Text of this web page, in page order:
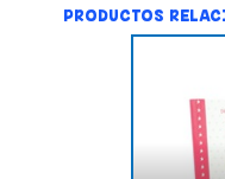
PRODUCTOS